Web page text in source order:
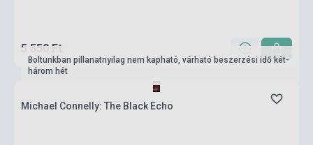
5 550 Ft
Boltunkban pillanatnyilag nem kapható, várható beszerzési idő két-
három hét
Michael Connelly: The Black Echo